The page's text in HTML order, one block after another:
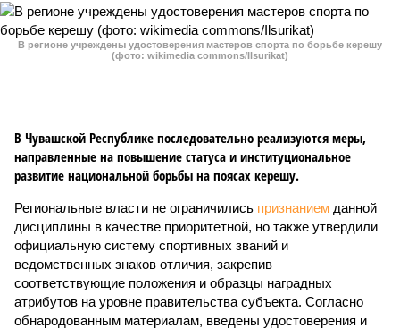
В регионе учреждены удостоверения мастеров спорта по борьбе керешу
(фото: wikimedia commons/Ilsurikat)
В Чувашской Республике последовательно реализуются меры,
направленные на повышение статуса и институциональное
развитие национальной борьбы на поясах керешу.
Региональные власти не ограничились признанием данной
дисциплины в качестве приоритетной, но также утвердили
официальную систему спортивных званий и
ведомственных знаков отличия, закрепив
соответствующие положения и образцы наградных
атрибутов на уровне правительства субъекта. Согласно
обнародованным материалам, введены удостоверения и